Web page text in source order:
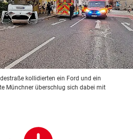
kollidierten ein Ford und ein
Münchner überschlug sich dabei mit